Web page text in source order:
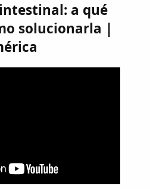
a qué
solucionarla |